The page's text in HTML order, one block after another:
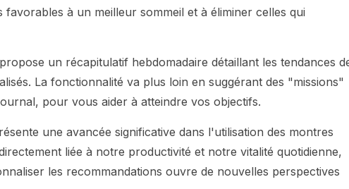
à un meilleur sommeil et à éliminer celles qui
un récapitulatif hebdomadaire détaillant les tendances
La fonctionnalité va plus loin en suggérant des "missions"
pour vous aider à atteindre vos objectifs.
une avancée significative dans l'utilisation des montres
liée à notre productivité et notre vitalité quotidienne,
les recommandations ouvre de nouvelles perspectives